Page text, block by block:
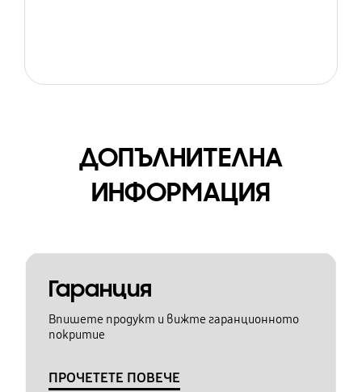
ДОПЪЛНИТЕЛНА
ИНФОРМАЦИЯ
Гаранция
Впишете продукт и вижте гаранционното
покритие
ПРОЧЕТЕТЕ ПОВЕЧЕ